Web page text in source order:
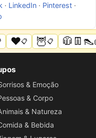
· LinkedIn· Pinterest·
❤️📋 🦉📋
& Emoção
& Corpo
& Natureza
& Bebida